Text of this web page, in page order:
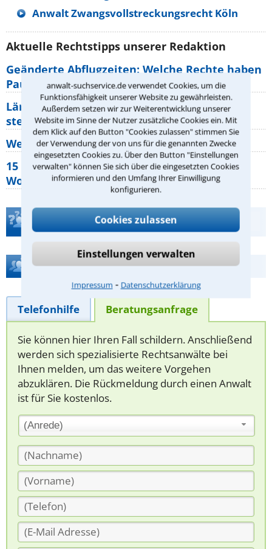
anwalt-suchservice.de verwendet Cookies, um die
Funktionsfähigkeit unserer Website zu gewährleisten.
Außerdem setzen wir zur Weiterentwicklung unserer
Website im Sinne der Nutzer zusätzliche Cookies ein. Mit
dem Klick auf den Button "Cookies zulassen" stimmen Sie
der Verwendung der von uns für die genannten Zwecke
eingesetzten Cookies zu. Über den Button "Einstellungen
verwalten" können Sie sich über die eingesetzten Cookies
informieren und den Umfang Ihrer Einwilligung
konfigurieren.
Cookies zulassen
Einstellungen verwalten
Impressum ⁃ Datenschutzerklärung
Anwalt Zwangsvollstreckungsrecht Köln
Aktuelle Rechtstipps unserer Redaktion
Geänderte Abflugzeiten: Welche Rechte haben
Pauschalurlauber?
Lärm von den Nachbarn: Welche Rechte
stehen mir zu?
Wer muss Zweitwohnungssteuer zahlen?
15 elementare Rechte, die jeder
Wohnungseigentümer kennen sollte
Teste Dein Rechtswissen
Hilfe bei Ihrer Anwaltsuche?
Telefonhilfe Beratungsanfrage
Sie können hier Ihren Fall schildern. Anschließend
werden sich spezialisierte Rechtsanwälte bei
Ihnen melden, um das weitere Vorgehen
abzuklären. Die Rückmeldung durch einen Anwalt
ist für Sie kostenlos.
(Anrede)